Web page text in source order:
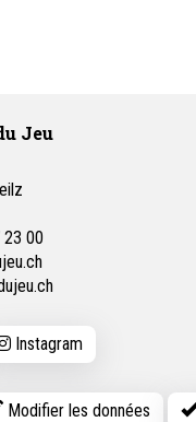
Jeu
00
Instagram
Modifier les données